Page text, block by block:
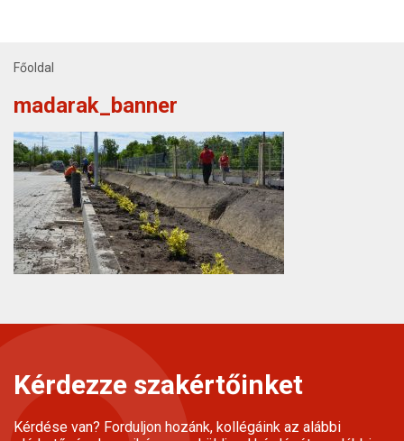
Főoldal
madarak_banner
Kérdezze szakértőinket
Kérdése van? Forduljon hozánk, kollégáink az alábbi